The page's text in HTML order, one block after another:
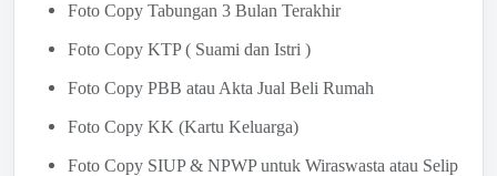
Foto Copy Tabungan 3 Bulan Terakhir
Foto Copy KTP ( Suami dan Istri )
Foto Copy PBB atau Akta Jual Beli Rumah
Foto Copy KK (Kartu Keluarga)
Foto Copy SIUP & NPWP untuk Wiraswasta atau Selip